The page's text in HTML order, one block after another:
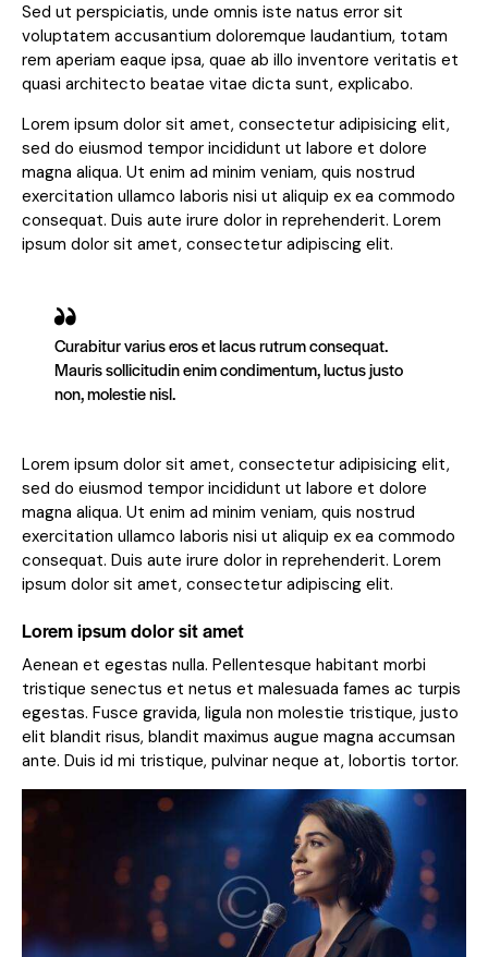
Sed ut perspiciatis, unde omnis iste natus error sit
voluptatem accusantium doloremque laudantium, totam
rem aperiam eaque ipsa, quae ab illo inventore veritatis et
quasi architecto beatae vitae dicta sunt, explicabo.
Lorem ipsum dolor sit amet, consectetur adipisicing elit,
sed do eiusmod tempor incididunt ut labore et dolore
magna aliqua. Ut enim ad minim veniam, quis nostrud
exercitation ullamco laboris nisi ut aliquip ex ea commodo
consequat. Duis aute irure dolor in reprehenderit. Lorem
ipsum dolor sit amet, consectetur adipiscing elit.
Curabitur varius eros et lacus rutrum consequat.
Mauris sollicitudin enim condimentum, luctus justo
non, molestie nisl.
Lorem ipsum dolor sit amet, consectetur adipisicing elit,
sed do eiusmod tempor incididunt ut labore et dolore
magna aliqua. Ut enim ad minim veniam, quis nostrud
exercitation ullamco laboris nisi ut aliquip ex ea commodo
consequat. Duis aute irure dolor in reprehenderit. Lorem
ipsum dolor sit amet, consectetur adipiscing elit.
Lorem ipsum dolor sit amet
Aenean et egestas nulla. Pellentesque habitant morbi
tristique senectus et netus et malesuada fames ac turpis
egestas. Fusce gravida, ligula non molestie tristique, justo
elit blandit risus, blandit maximus augue magna accumsan
ante. Duis id mi tristique, pulvinar neque at, lobortis tortor.